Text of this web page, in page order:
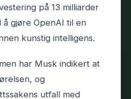
på 13 milliarder
gjøre OpenAI til en
kunstig intelligens.
har Musk indikert at
og
utfall med